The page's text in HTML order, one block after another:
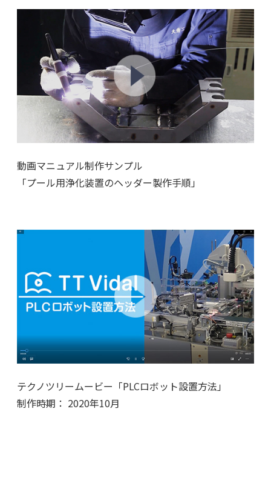
動画マニュアル制作サンプル
「プール用浄化装置のヘッダー製作手順」
テクノツリームービー「PLCロボット設置方法」
制作時期： 2020年10月